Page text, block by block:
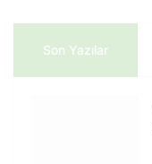
Son Yazılar